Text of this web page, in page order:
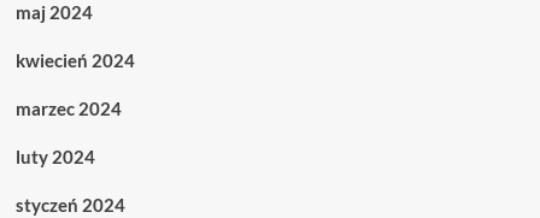
maj 2024
kwiecień 2024
marzec 2024
luty 2024
styczeń 2024